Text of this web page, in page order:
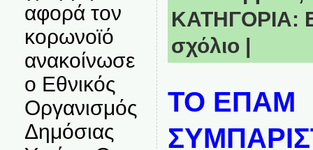
αφορά τον
κορωνοϊό
ανακοίνωσε
ο Εθνικός
Οργανισμός
Δημόσιας
ΚΑΤΗΓΟΡΙΑ:
σχόλιο
ΤΟ ΕΠΑΜ